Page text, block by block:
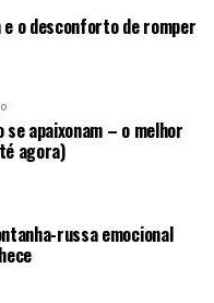
o desconforto de romper
se apaixonam – o melhor
agora)
russa emocional